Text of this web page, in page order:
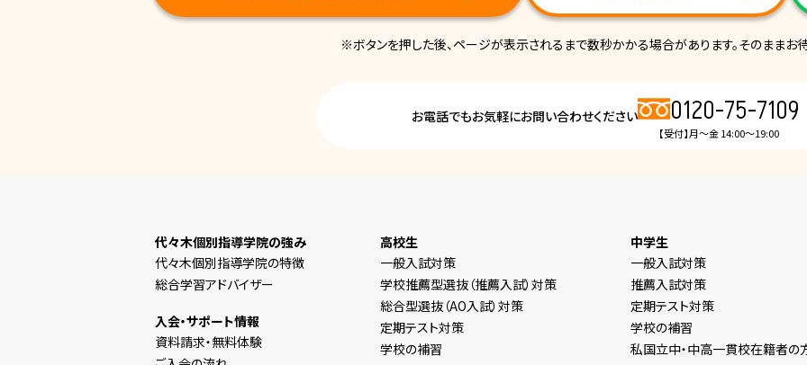
※ボタンを押した後、ページが表示されるまで数秒かかる場合があります。そのままお待
お電話でもお気軽にお問い合わせください 0120-75-7109
【受付】月～金 14:00～19:00
代々木個別指導学院の強み
代々木個別指導学院の特徴
総合学習アドバイザー
入会・サポート情報
資料請求・無料体験
高校生
一般入試対策
学校推薦型選抜（推薦入試）対策
総合型選抜（AO入試）対策
定期テスト対策
学校の補習
中学生
一般入試対策
推薦入試対策
定期テスト対策
学校の補習
私国立中・中高一貫校在籍者の